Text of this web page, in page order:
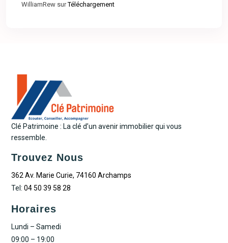
WilliamRew surTéléchargement
Clé Patrimoine : La clé d’un avenir immobilier qui vous
ressemble.
Trouvez Nous
362 Av. Marie Curie, 74160 Archamps
Tel:04 50 39 58 28
Horaires
Lundi – Samedi
09:00 – 19:00